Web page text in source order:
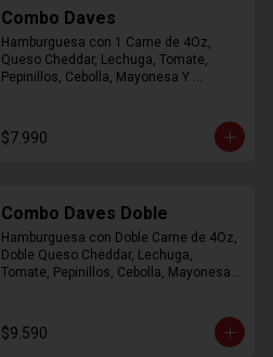
Combo Daves
Hamburguesa con 1 Carne de 4Oz,
Queso Cheddar, Lechuga, Tomate,
Pepinillos, Cebolla, Mayonesa Y
$7.990
Combo Daves Doble
Hamburguesa con Doble Carne de 4Oz,
Doble Queso Cheddar, Lechuga,
Tomate, Pepinillos, Cebolla, Mayonesa y
$9.590